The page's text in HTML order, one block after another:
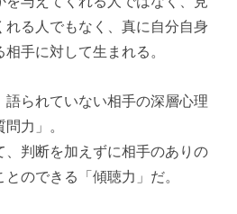
れる人でもなく、真に自分自身
手に対して生まれる。
語られていない相手の深層心理
力」。
、判断を加えずに相手のありの
のできる「傾聴力」だ。